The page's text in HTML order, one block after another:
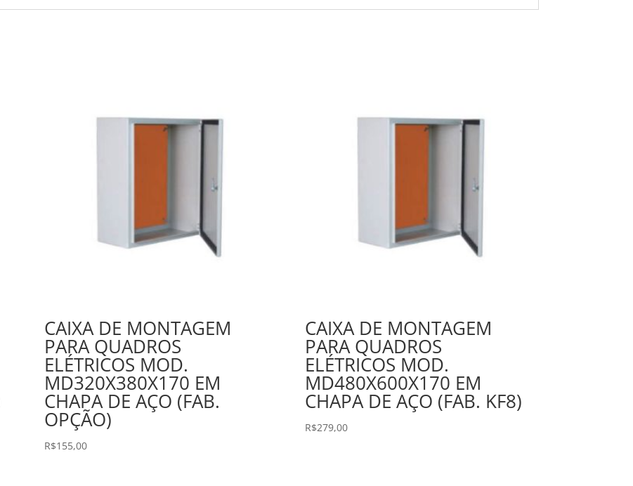
CAIXA DE MONTAGEM
PARA QUADROS
ELÉTRICOS MOD.
MD320X380X170 EM
CHAPA DE AÇO (FAB.
OPÇÃO)
R$155,00
CAIXA DE MONTAGEM
PARA QUADROS
ELÉTRICOS MOD.
MD480X600X170 EM
CHAPA DE AÇO (FAB. KF8)
R$279,00